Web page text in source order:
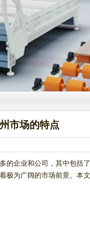
市场的特点
的企业和公司，其中包括
极为广阔的市场前景。本